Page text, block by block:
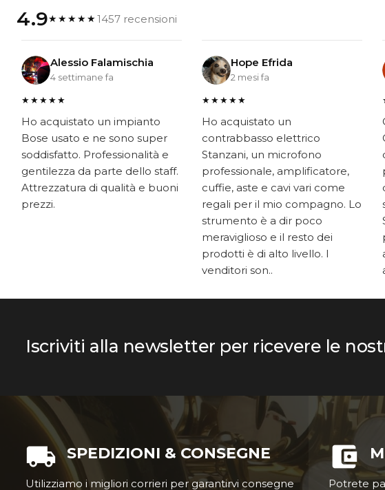
4.9★★★★★1457 recensioni
Alessio Falamischia
4 settimane fa
★★★★★
Ho acquistato un impianto
Bose usato e ne sono super
soddisfatto. Professionalità e
gentilezza da parte dello staff.
Attrezzatura di qualità e buoni
prezzi.
Hope Efrida
2 mesi fa
★★★★★
Ho acquistato un
contrabbasso elettrico
Stanzani, un microfono
professionale, amplificatore,
cuffie, aste e cavi vari come
regali per il mio compagno. Lo
strumento è a dir poco
meraviglioso e il resto dei
prodotti è di alto livello. I
venditori son..
Iscriviti alla newsletter per ricevere le
SPEDIZIONI & CONSEGNE
Utilizziamo i migliori corrieri per garantirvi consegne
Potrete